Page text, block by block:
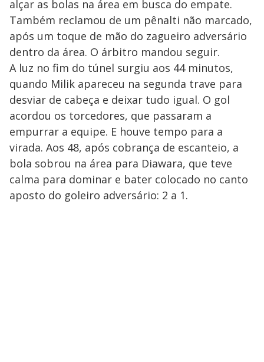
alçar as bolas na área em busca do empate.
Também reclamou de um pênalti não marcado,
após um toque de mão do zagueiro adversário
dentro da área. O árbitro mandou seguir.
A luz no fim do túnel surgiu aos 44 minutos,
quando Milik apareceu na segunda trave para
desviar de cabeça e deixar tudo igual. O gol
acordou os torcedores, que passaram a
empurrar a equipe. E houve tempo para a
virada. Aos 48, após cobrança de escanteio, a
bola sobrou na área para Diawara, que teve
calma para dominar e bater colocado no canto
aposto do goleiro adversário: 2 a 1.